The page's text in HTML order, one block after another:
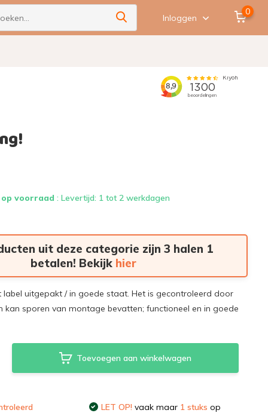
Inloggen
0
op voorraad: Levertijd: 1 tot 2 werkdagen
uit deze categorie zijn 3 halen 1
betalen! Bekijk hier
uitgepakt / in goede staat. Het is gecontroleerd door
kan sporen van montage bevatten; functioneel en in goede
Toevoegen aan winkelwagen
LET OP!vaak maar 1 stuks op